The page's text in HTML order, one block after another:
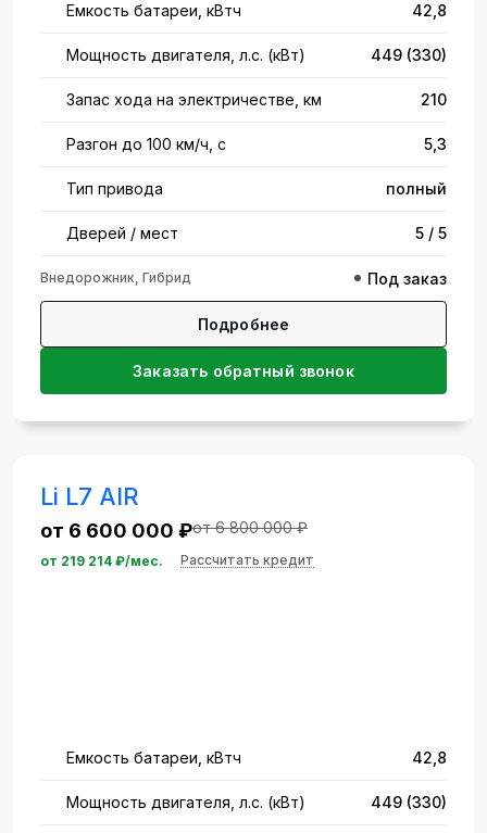
Емкость батареи, кВтч 42,8
Мощность двигателя, л.с. (кВт) 449 (330)
Запас хода на электричестве, км 210
Разгон до 100 км/ч, с 5,3
Тип привода полный
Дверей / мест 5 / 5
Внедорожник, Гибрид Под заказ
Подробнее
Заказать обратный звонок
Li L7 AIR
от 6 600 000 ₽от 6 800 000 ₽
от 219 214 ₽/мес. Рассчитать кредит
Емкость батареи, кВтч 42,8
Мощность двигателя, л.с. (кВт) 449 (330)